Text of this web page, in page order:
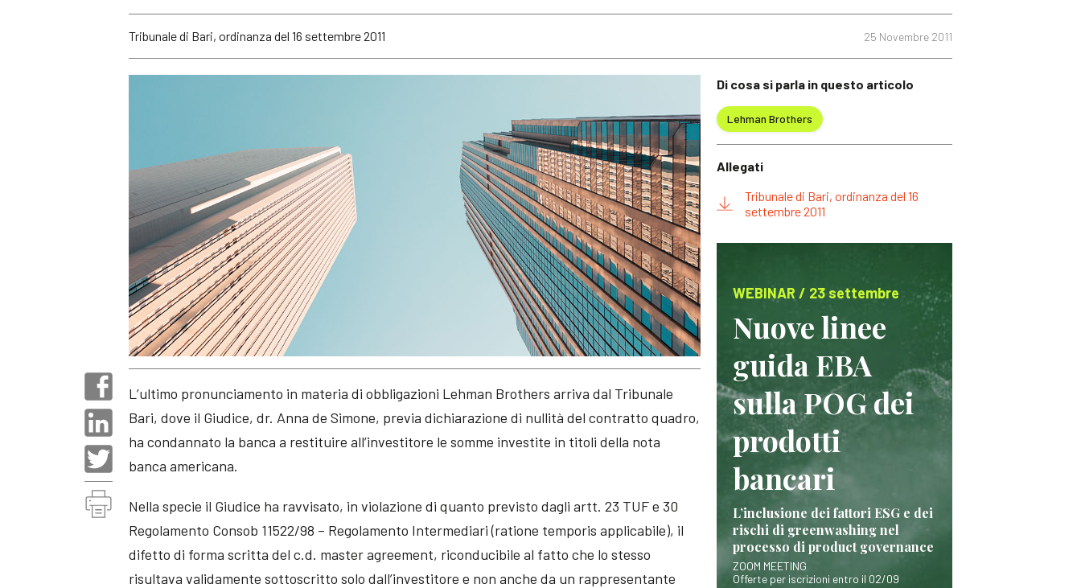
25 Novembre 2011
Tribunale di Bari, ordinanza del 16 settembre 2011
L’ultimo pronunciamento in materia di obbligazioni Lehman Brothers arriva dal Tribunale
Bari, dove il Giudice, dr. Anna de Simone, previa dichiarazione di nullità del contratto quadro,
ha condannato la banca a restituire all’investitore le somme investite in titoli della nota
banca americana.
Nella specie il Giudice ha ravvisato, in violazione di quanto previsto dagli artt. 23 TUF e 30
Regolamento Consob 11522/98 – Regolamento Intermediari (ratione temporis applicabile), il
difetto di forma scritta del c.d. master agreement, riconducibile al fatto che lo stesso
risultava validamente sottoscritto solo dall’investitore e non anche da un rappresentante
Di cosa si parla in questo articolo
Lehman Brothers
Allegati
Tribunale di Bari, ordinanza del 16
settembre 2011
WEBINAR / 23 settembre
Nuove linee
guida EBA
sulla POG dei
prodotti
bancari
L’inclusione dei fattori ESG e dei
rischi di greenwashing nel
processo di product governance
ZOOM MEETING
Offerte per iscrizioni entro il 02/09